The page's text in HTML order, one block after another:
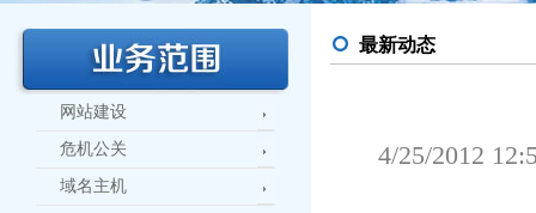
网站建设
危机公关
域名主机
最新动态
4/25/2012